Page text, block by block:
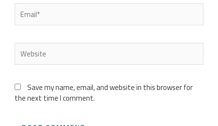
Email*
Website
Save my name, email, and website in this browser for
the next time I comment.